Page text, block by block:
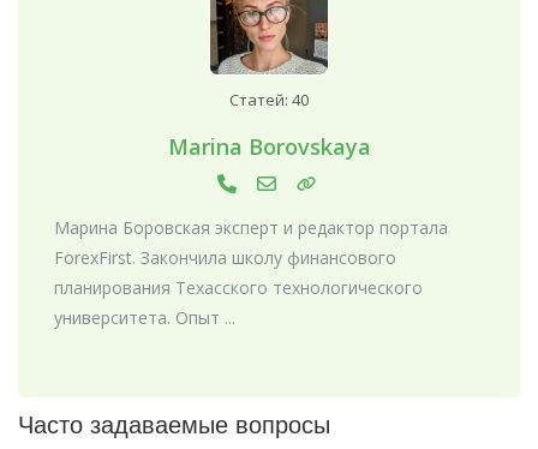
Статей: 40
Marina Borovskaya
Марина Боровская эксперт и редактор портала
ForexFirst. Закончила школу финансового
планирования Техасского технологического
университета. Опыт ...
Часто задаваемые вопросы